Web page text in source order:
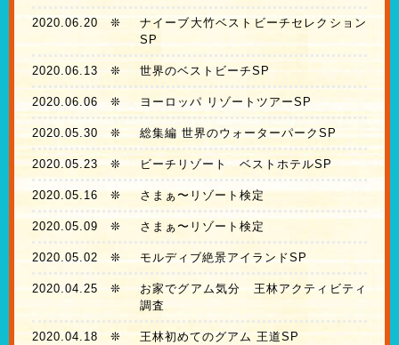
2020.06.20 ❊
ナイーブ大竹ベストビーチセレクション
SP
2020.06.13 ❊ 世界のベストビーチSP
2020.06.06 ❊ ヨーロッパ リゾートツアーSP
2020.05.30 ❊ 総集編 世界のウォーターパークSP
2020.05.23❊ ビーチリゾート ベストホテルSP
2020.05.16 ❊ さまぁ〜リゾート検定
2020.05.09 ❊ さまぁ〜リゾート検定
2020.05.02❊ モルディブ絶景アイランドSP
2020.04.25 ❊
お家でグアム気分 王林アクティビティ
調査
2020.04.18❊ 王林初めてのグアム 王道SP